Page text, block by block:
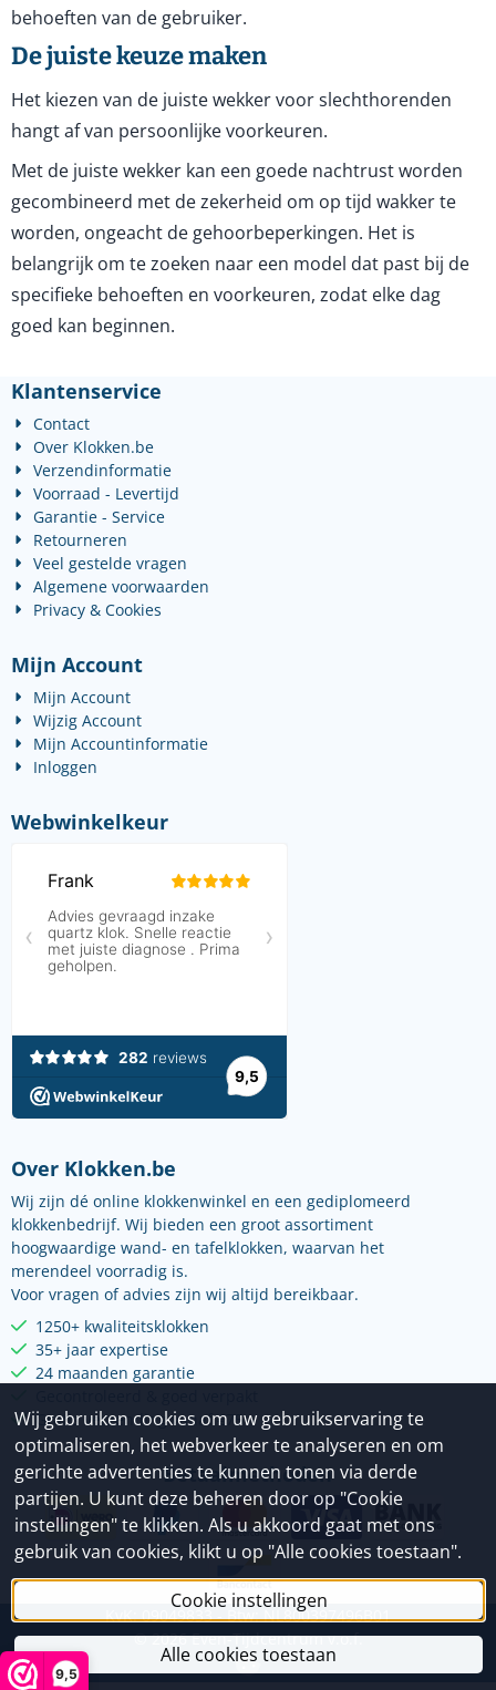
9,5
behoeften van de gebruiker.
De juiste keuze maken
Het kiezen van de juiste wekker voor slechthorenden
hangt af van persoonlijke voorkeuren.
Met de juiste wekker kan een goede nachtrust worden
gecombineerd met de zekerheid om op tijd wakker te
worden, ongeacht de gehoorbeperkingen. Het is
belangrijk om te zoeken naar een model dat past bij de
specifieke behoeften en voorkeuren, zodat elke dag
goed kan beginnen.
Klantenservice
Contact
Over Klokken.be
Verzendinformatie
Voorraad - Levertijd
Garantie - Service
Retourneren
Veel gestelde vragen
Algemene voorwaarden
Privacy & Cookies
Mijn Account
Mijn Account
Wijzig Account
Mijn Accountinformatie
Inloggen
Webwinkelkeur
Over Klokken.be
Wij zijn dé online klokkenwinkel en een gediplomeerd
klokkenbedrijf. Wij bieden een groot assortiment
hoogwaardige wand- en tafelklokken, waarvan het
merendeel voorradig is.
Voor vragen of advies zijn wij altijd bereikbaar.
1250+ kwaliteitsklokken
35+ jaar expertise
24 maanden garantie
Gratis verzending vanaf €75
Betaalmethoden
KvK: 09049833 - Btw: NL800397496B01
©2026Even-Tijdcentrum v.o.f.
Wij gebruiken cookies om uw gebruikservaring te
optimaliseren, het webverkeer te analyseren en om
gerichte advertenties te kunnen tonen via derde
partijen. U kunt deze beheren door op "Cookie
instellingen" te klikken. Als u akkoord gaat met ons
gebruik van cookies, klikt u op "Alle cookies toestaan".
Cookie instellingen
Alle cookies toestaan